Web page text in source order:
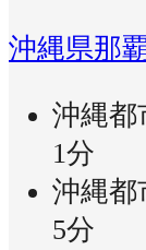
沖縄県那
沖縄都
1分
沖縄都
5分